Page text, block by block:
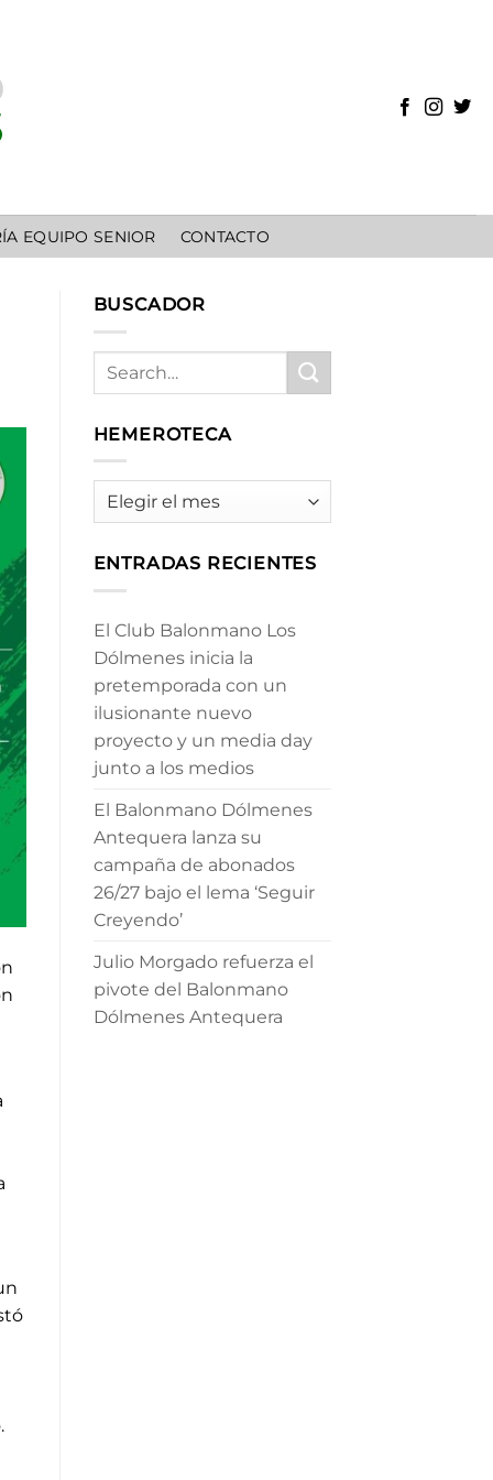
EQUIPO SENIOR CONTACTO
BUSCADOR
HEMEROTECA
HEMEROTECA
ENTRADAS RECIENTES
El Club Balonmano Los
Dólmenes inicia la
pretemporada con un
ilusionante nuevo
proyecto y un media day
junto a los medios
El Balonmano Dólmenes
Antequera lanza su
campaña de abonados
26/27 bajo el lema ‘Seguir
Creyendo’
Julio Morgado refuerza el
pivote del Balonmano
Dólmenes Antequera